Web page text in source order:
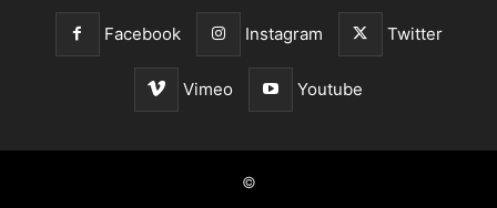
Facebook Instagram Twitter
Vimeo Youtube
©